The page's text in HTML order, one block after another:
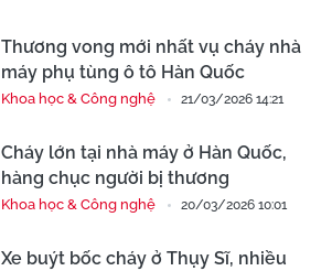
Thương vong mới nhất vụ cháy nhà
máy phụ tùng ô tô Hàn Quốc
Khoa học & Công nghệ 21/03/2026 14:21
Cháy lớn tại nhà máy ở Hàn Quốc,
hàng chục người bị thương
Khoa học & Công nghệ 20/03/2026 10:01
Xe buýt bốc cháy ở Thụy Sĩ, nhiều